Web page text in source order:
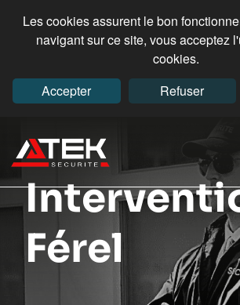
Les cookies assurent le bon
navigant sur ce site, vous acceptez
cookies.
Accepter
Refuser
Férel